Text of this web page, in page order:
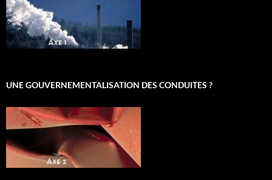
UNE GOUVERNEMENTALISATION DES CONDUITES ?